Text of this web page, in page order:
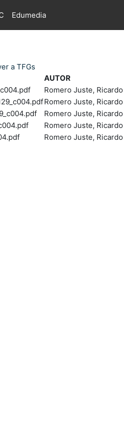
Edumedia
a TFGs
AUTOR
Romero Juste, Ricardo
Romero Juste, Ricardo
Romero Juste, Ricardo
Romero Juste, Ricardo
Romero Juste, Ricardo